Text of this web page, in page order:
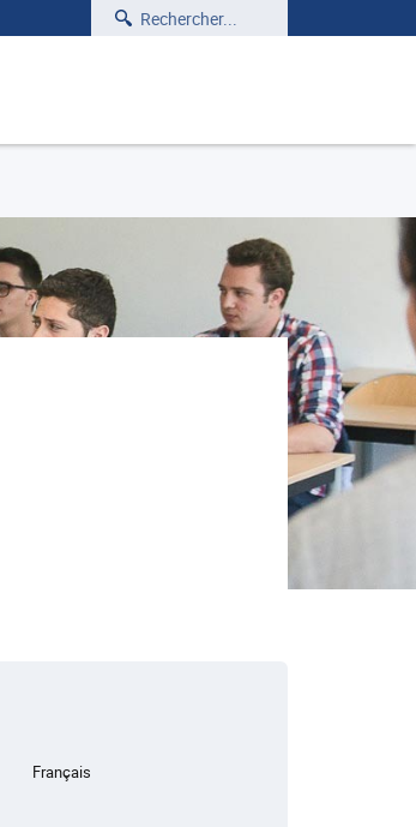
Rechercher
Français